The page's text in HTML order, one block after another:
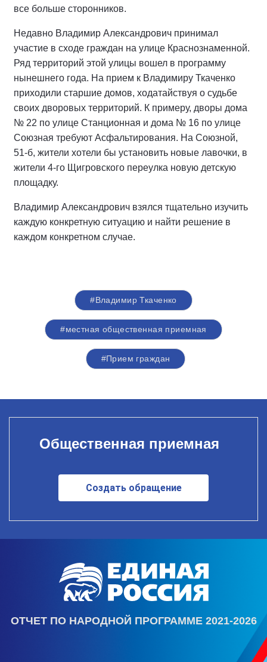
все больше сторонников.
Недавно Владимир Александрович принимал
участие в сходе граждан на улице Краснознаменной.
Ряд территорий этой улицы вошел в программу
нынешнего года. На прием к Владимиру Ткаченко
приходили старшие домов, ходатайствуя о судьбе
своих дворовых территорий. К примеру, дворы дома
№ 22 по улице Станционная и дома № 16 по улице
Союзная требуют Асфальтирования. На Союзной,
51-б, жители хотели бы установить новые лавочки, в
жители 4-го Щигровского переулка новую детскую
площадку.
Владимир Александрович взялся тщательно изучить
каждую конкретную ситуацию и найти решение в
каждом конкретном случае.
#Владимир Ткаченко
#местная общественная приемная
#Прием граждан
Общественная приемная
Создать обращение
ОТЧЕТ ПО НАРОДНОЙ ПРОГРАММЕ 2021-2026